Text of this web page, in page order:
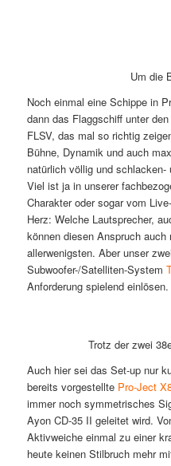
Um die
Noch einmal eine Schippe in
dann das Flaggschiff unter
FLSV, das mal so richtig
Bühne, Dynamik und auch
natürlich völlig und
Viel ist ja in unserer
Charakter oder sogar vom
Herz: Welche Lautsprecher,
können diesen Anspruch
allerwenigsten. Aber unser
Subwoofer-/Satelliten-System
Anforderung spielend
Trotz der zwei
Auch hier sei das Set-up nur
bereits vorgestellte Pro-Ject
immer noch symmetrisches
Ayon CD-35 II geleitet wird.
Aktivweiche einmal zu einer
heute keinen Stilbruch mehr